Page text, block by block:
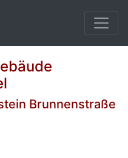
Brunnenstraße